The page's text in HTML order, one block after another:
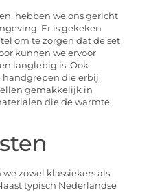
hebben we ons gericht
Er is gekeken
om te zorgen dat de set
kunnen we ervoor
langlebig is. Ook
handgrepen die erbij
gemakkelijk in
die de warmte
zowel klassiekers als
typisch Nederlandse